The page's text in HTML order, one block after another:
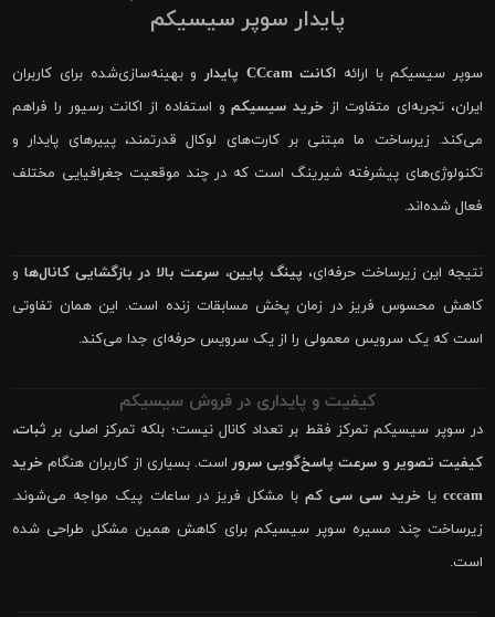
پایدار سوپر سیسیکم
سوپر سیسیکم با ارائه اکانت CCcam پایدار
و بهینه‌سازی‌شده برای کاربران
ایران، تجربه‌ای متفاوت از خرید سیسیکمو استفاده از اکانت رسیور را فراهم
می‌کند. زیرساخت ما مبتنی بر کارت‌های لوکال قدرتمند، پییرهای پایدار و
تکنولوژی‌های پیشرفته شیرینگ است که در چند موقعیت جغرافیایی مختلف
فعال شده‌اند.
نتیجه این زیرساخت حرفه‌ای، پینگ پایین، سرعت بالا در بازگشایی کانال‌هاو
کاهش محسوس فریز در زمان پخش مسابقات زنده است. این همان تفاوتی
است که یک سرویس معمولی را از یک سرویس حرفه‌ای جدا می‌کند.
کیفیت و پایداری در فروش سیسیکم
در سوپر سیسیکم تمرکز فقط بر تعداد کانال نیست؛ بلکه تمرکز اصلی بر ثبات،
کیفیت تصویر و سرعت پاسخ‌گویی سروراست. بسیاری از کاربران هنگام خرید
cccam یا خرید سی سی کمبا مشکل فریز در ساعات پیک مواجه می‌شوند.
زیرساخت چند مسیره سوپر سیسیکم برای کاهش همین مشکل طراحی شده
است.